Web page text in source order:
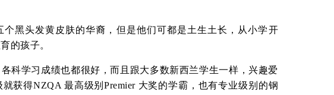
个黑头发黄皮肤的华裔，但是他们可都是土生土长，从小学开
的孩子。
科学习成绩也都很好，而且跟大多数新西兰学生一样，兴趣爱
获得NZQA 最高级别Premier 大奖的学霸，也有专业级别的钢